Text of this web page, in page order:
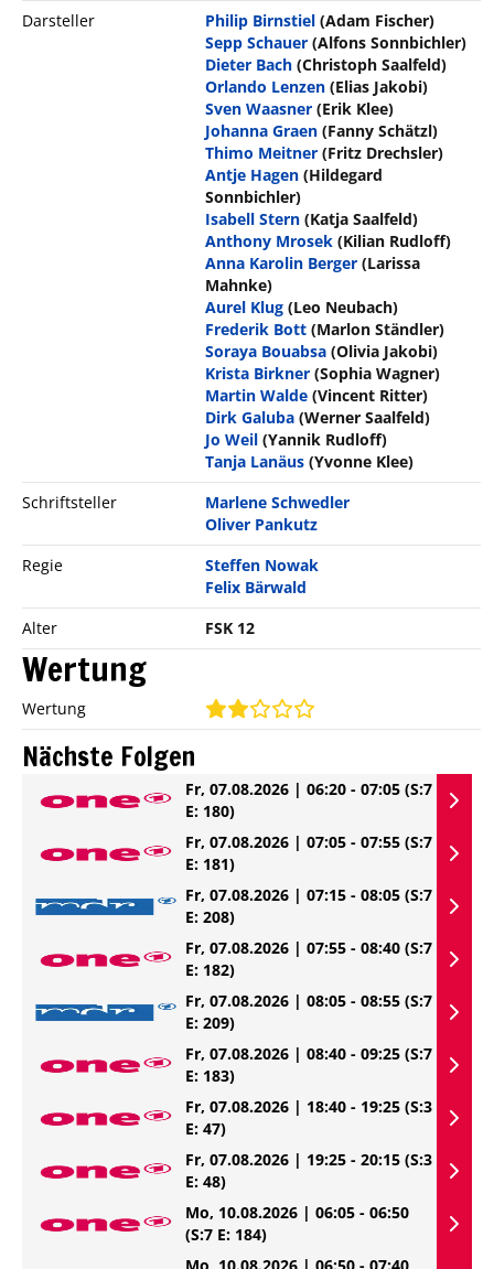
Darsteller
Philip Birnstiel (Adam Fischer)
Sepp Schauer (Alfons Sonnbichler)
Dieter Bach (Christoph Saalfeld)
Orlando Lenzen (Elias Jakobi)
Sven Waasner (Erik Klee)
Johanna Graen (Fanny Schätzl)
Thimo Meitner (Fritz Drechsler)
Antje Hagen (Hildegard
Sonnbichler)
Isabell Stern (Katja Saalfeld)
Anthony Mrosek (Kilian Rudloff)
Anna Karolin Berger (Larissa
Mahnke)
Aurel Klug (Leo Neubach)
Frederik Bott (Marlon Ständler)
Soraya Bouabsa (Olivia Jakobi)
Krista Birkner (Sophia Wagner)
Martin Walde (Vincent Ritter)
Dirk Galuba (Werner Saalfeld)
Jo Weil (Yannik Rudloff)
Tanja Lanäus (Yvonne Klee)
Schriftsteller
Marlene Schwedler
Oliver Pankutz
Regie
Steffen Nowak
Felix Bärwald
Alter
FSK 12
Wertung
Wertung
Nächste Folgen
Fr, 07.08.2026 | 06:20 - 07:05 (S:7
E: 180)
Fr, 07.08.2026 | 07:05 - 07:55 (S:7
E: 181)
Fr, 07.08.2026 | 07:15 - 08:05 (S:7
E: 208)
Fr, 07.08.2026 | 07:55 - 08:40 (S:7
E: 182)
Fr, 07.08.2026 | 08:05 - 08:55 (S:7
E: 209)
Fr, 07.08.2026 | 08:40 - 09:25 (S:7
E: 183)
Fr, 07.08.2026 | 18:40 - 19:25 (S:3
E: 47)
Fr, 07.08.2026 | 19:25 - 20:15 (S:3
E: 48)
Mo, 10.08.2026 | 06:05 - 06:50
(S:7 E: 184)